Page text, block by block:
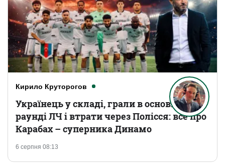
Кирило Круторогов
6 серпня 08:13
Українець у складі, грали в основному
раунді ЛЧ і втрати через Полісся: все про
Карабах – суперника Динамо